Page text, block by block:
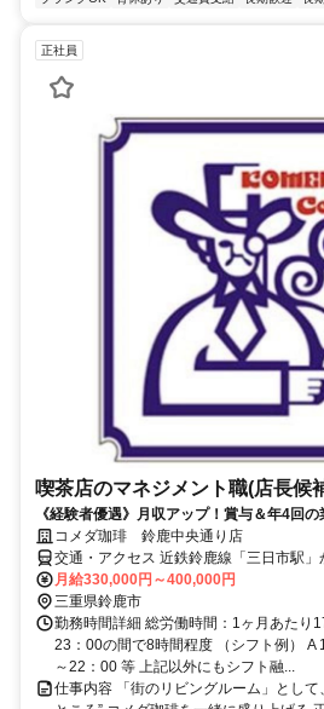
正社員
喫茶店のマネジメント職(店長候
《経験者優遇》月収アップ！賞与＆年4回の
コメダ珈琲 鈴鹿中央通り店
交通・アクセス 近鉄鈴鹿線「三日市駅
月給330,000円～400,000円
三重県鈴鹿市
勤務時間詳細 総労働時間：1ヶ月あたり
23：00の間で8時間程度 （シフト例）
～22：00 等 上記以外にもシフト融...
仕事内容 「街のリビングルーム」として